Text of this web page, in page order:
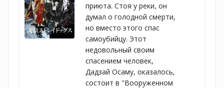
приюта. Стоя у реки, он
думал о голодной смерти,
но вместо этого спас
самоубийцу. Этот
недовольный своим
спасением человек,
Дадзай Осаму, оказалось,
состоит в "Вооруженном